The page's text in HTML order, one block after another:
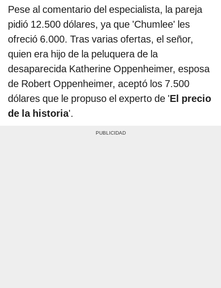
Pese al comentario del especialista, la pareja
pidió 12.500 dólares, ya que 'Chumlee' les
ofreció 6.000. Tras varias ofertas, el señor,
quien era hijo de la peluquera de la
desaparecida Katherine Oppenheimer, esposa
de Robert Oppenheimer, aceptó los 7.500
dólares que le propuso el experto de 'El precio
de la historia'.